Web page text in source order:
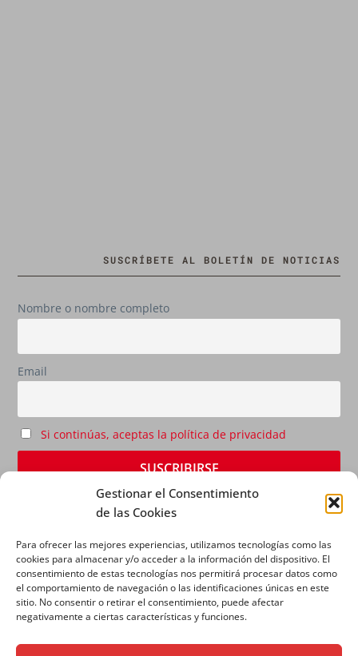
Gestionar el Consentimiento
de las Cookies
Para ofrecer las mejores experiencias, utilizamos tecnologías como las
cookies para almacenar y/o acceder a la información del dispositivo. El
consentimiento de estas tecnologías nos permitirá procesar datos como
el comportamiento de navegación o las identificaciones únicas en este
sitio. No consentir o retirar el consentimiento, puede afectar
negativamente a ciertas características y funciones.
SUSCRÍBETE AL BOLETÍN DE NOTICIAS
Nombre o nombre completo
Email
Si continúas, aceptas la política de privacidad
AVISO LEGAL|POLÍTICA DE PRIVACIDAD|